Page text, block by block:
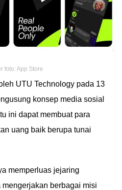
foto: App Store
UTU Technology pada 13
konsep media sosial
ini dapat membuat para
uang baik berupa tunai
memperluas jejaring
berbagai misi